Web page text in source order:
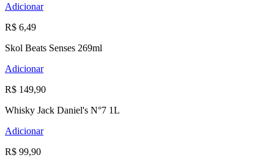
Adicionar
R$ 6,49
Skol Beats Senses 269ml
Adicionar
R$ 149,90
Whisky Jack Daniel's N°7 1L
Adicionar
R$ 99,90